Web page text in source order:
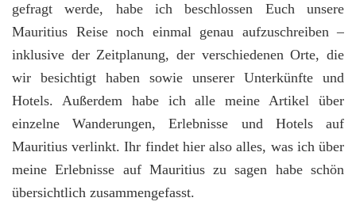
10
Tage
im
Detail
gefragt werde, habe ich beschlossen Euch unsere
Mauritius Reise noch einmal genau aufzuschreiben –
inklusive der Zeitplanung, der verschiedenen Orte, die
wir besichtigt haben sowie unserer Unterkünfte und
Hotels. Außerdem habe ich alle meine Artikel über
einzelne Wanderungen, Erlebnisse und Hotels auf
Mauritius verlinkt. Ihr findet hier also alles, was ich über
meine Erlebnisse auf Mauritius zu sagen habe schön
übersichtlich zusammengefasst.